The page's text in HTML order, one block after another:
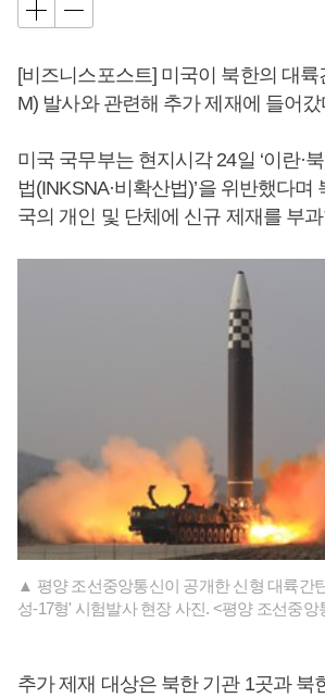
[비즈니스포스트] 미국이 북한의 대
M) 발사와 관련해 추가 제재에 들어갔
미국 국무부는 현지시각 24일 ‘이란·
법(INKSNA·비확산법)’을 위반했다며
국의 개인 및 단체에 신규 제재를 부
▲ 평양 조선중앙통신이 공개한 신형 대륙간
성-17형' 시험발사 현장 사진. <평양 조선중
추가 제재 대상은 북한 기관 1곳과 북